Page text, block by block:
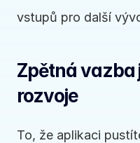
vstupů pro další
Zpětná vazba
rozvoje
To, že aplikaci